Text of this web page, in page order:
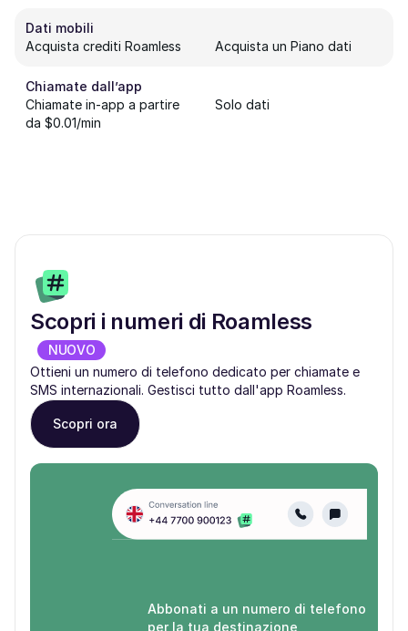
Dati mobili
Acquista crediti Roamless
Acquista un Piano dati
Chiamate dall’app
Chiamate in-app a partire
da $0.01/min
Solo dati
Scopri i numeri di Roamless
NUOVO
Ottieni un numero di telefono dedicato per chiamate e
SMS internazionali. Gestisci tutto dall'app Roamless.
Scopri ora
Abbonati a un numero di telefono
per la tua destinazione